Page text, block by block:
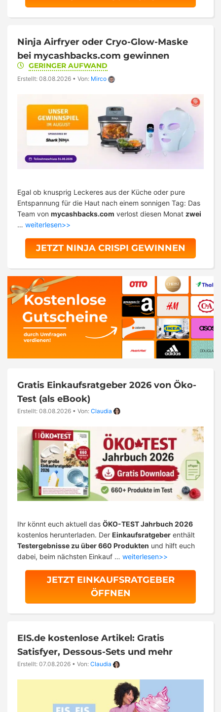
Ninja Airfryer oder Cryo-Glow-Maske
bei mycashbacks.com gewinnen
GERINGER AUFWAND
Erstellt: 08.08.2026 • Von: Mirco
Egal ob knusprig Leckeres aus der Küche oder pure
Entspannung für die Haut nach einem sonnigen Tag: Das
Team von mycashbacks.com verlost diesen Monat zwei
… weiterlesen>>
JETZT NINJA CRISPI GEWINNEN
Gratis Einkaufsratgeber 2026 von Öko-
Test (als eBook)
Erstellt: 08.08.2026 • Von: Claudia
Ihr könnt euch aktuell das ÖKO-TEST Jahrbuch 2026
kostenlos herunterladen. Der Einkaufsratgeber enthält
Testergebnisse zu über 660 Produkten und hilft euch
dabei, beim nächsten Einkauf … weiterlesen>>
JETZT EINKAUFSRATGEBER
ÖFFNEN
EIS.de kostenlose Artikel: Gratis
Satisfyer, Dessous-Sets und mehr
Erstellt: 07.08.2026 • Von: Claudia